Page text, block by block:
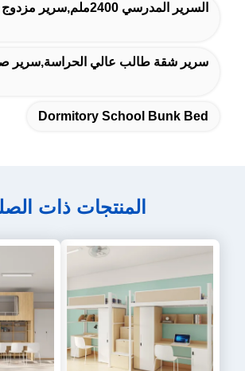
السرير المدرسي 2400ملم,سرير مزدوج حديث,سرير مدرسة النوم
سرير شقة طالب عالي الحراسة,سرير
Dormitory School Bunk Bed
المنتجات ذات